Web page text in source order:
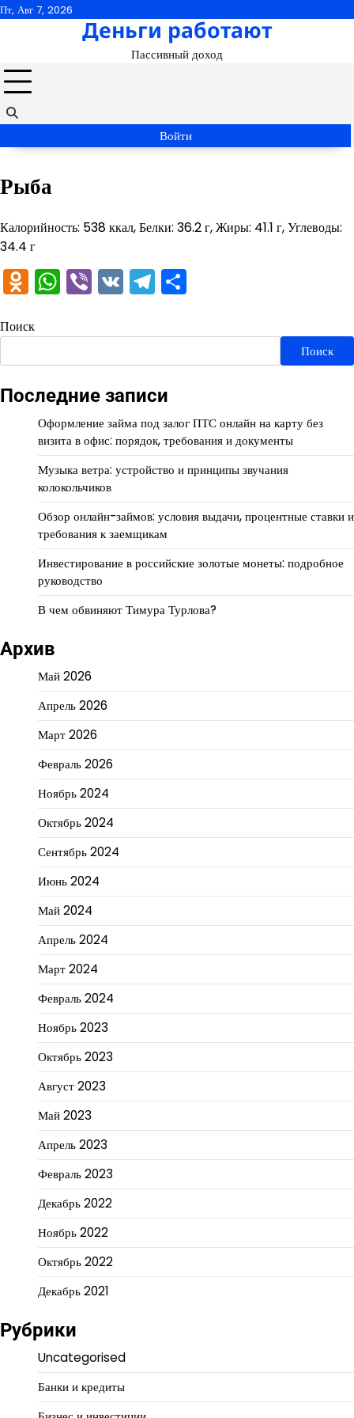
Перейти
Пт, Авг 7, 2026
Деньги работают
Пассивный доход
Войти
Рыба
Калорийность: 538 ккал, Белки: 36.2 г, Жиры: 41.1 г, Углеводы:
34.4 г
Odnoklassniki
WhatsApp
Viber
VKTelegram
Поиск
Поиск
Последние записи
Оформление займа под залог ПТС онлайн на карту без
визита в офис: порядок, требования и документы
Музыка ветра: устройство и принципы звучания
колокольчиков
Обзор онлайн-займов: условия выдачи, процентные ставки и
требования к заемщикам
Инвестирование в российские золотые монеты: подробное
руководство
В чем обвиняют Тимура Турлова?
Архив
Май 2026
Апрель 2026
Март 2026
Февраль 2026
Ноябрь 2024
Октябрь 2024
Сентябрь 2024
Июнь 2024
Май 2024
Апрель 2024
Март 2024
Февраль 2024
Ноябрь 2023
Октябрь 2023
Август 2023
Май 2023
Апрель 2023
Февраль 2023
Декабрь 2022
Ноябрь 2022
Октябрь 2022
Декабрь 2021
Рубрики
Uncategorised
Банки и кредиты